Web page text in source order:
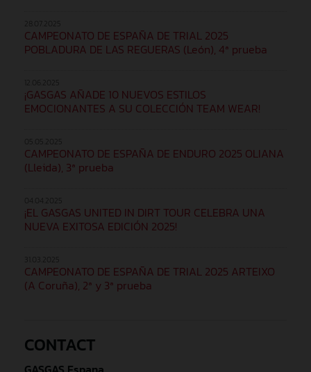
CAMPEONATO DE ESPAÑA DE TRIAL 2025
POBLADURA DE LAS REGUERAS (León), 4ª prueba
¡GASGAS AÑADE 10 NUEVOS ESTILOS
EMOCIONANTES A SU COLECCIÓN TEAM WEAR!
CAMPEONATO DE ESPAÑA DE ENDURO 2025 OLIANA
(Lleida), 3ª prueba
¡EL GASGAS UNITED IN DIRT TOUR CELEBRA UNA
NUEVA EXITOSA EDICIÓN 2025!
CAMPEONATO DE ESPAÑA DE TRIAL 2025 ARTEIXO
(A Coruña), 2ª y 3ª prueba
CONTACT